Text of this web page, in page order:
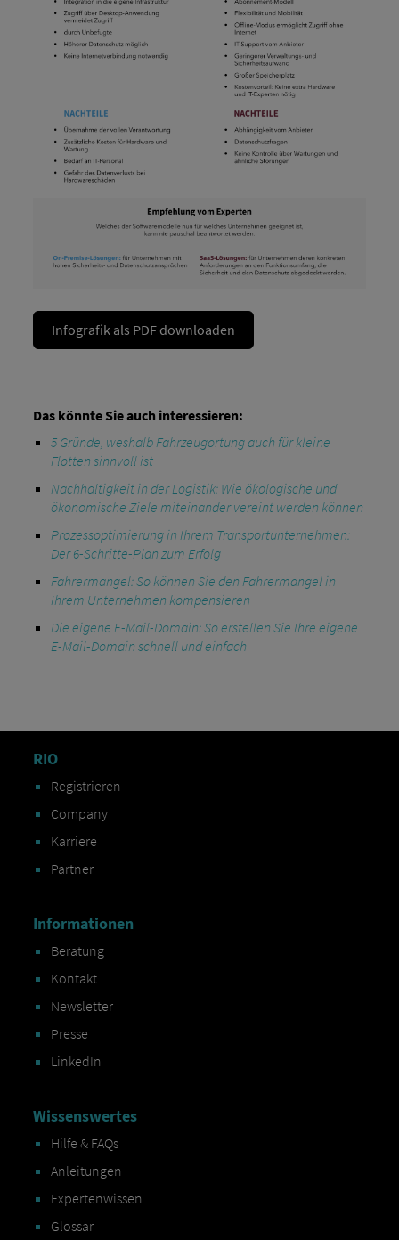
Infografik als PDF downloaden
Das könnte Sie auch interessieren:
5 Gründe, weshalb Fahrzeugortung auch für kleine
Flotten sinnvoll ist
Nachhaltigkeit in der Logistik: Wie ökologische und
ökonomische Ziele miteinander vereint werden können
Prozessoptimierung in Ihrem Transportunternehmen:
Der 6-Schritte-Plan zum Erfolg
Fahrermangel: So können Sie den Fahrermangel in
Ihrem Unternehmen kompensieren
Die eigene E-Mail-Domain: So erstellen Sie Ihre eigene
E-Mail-Domain schnell und einfach
RIO
Registrieren
Company
Karriere
Partner
Informationen
Beratung
Kontakt
Newsletter
Presse
LinkedIn
Wissenswertes
Hilfe & FAQs
Anleitungen
Expertenwissen
Glossar